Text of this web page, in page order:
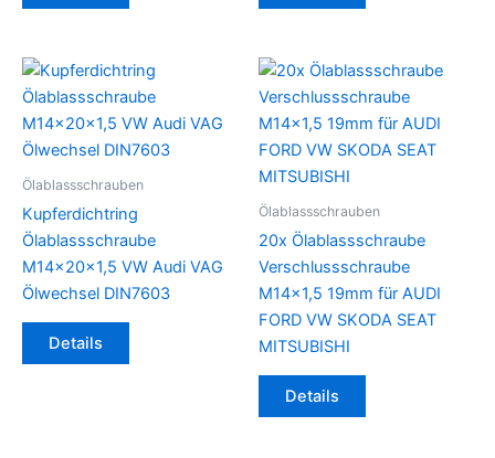
Ölablassschrauben
Kupferdichtring
Ölablassschraube
M14x20x1,5 VW Audi VAG
Ölwechsel DIN7603
Details
Dieses
Ölablassschrauben
20x Ölablassschraube
Verschlussschraube
M14x1,5 19mm für AUDI
FORD VW SKODA SEAT
MITSUBISHI
Details